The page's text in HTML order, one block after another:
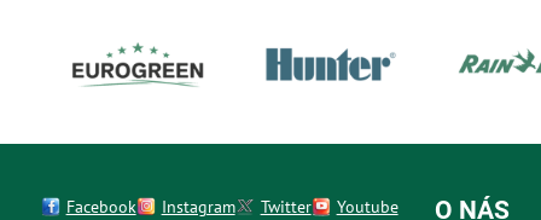
Facebook Instagram Twitter
Youtube
O NÁS